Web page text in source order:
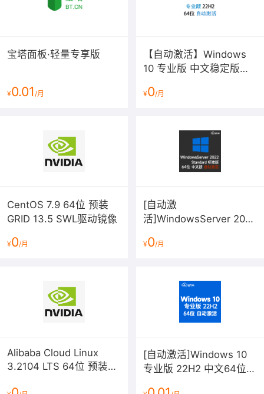
宝塔面板·轻量专享版
¥0.01/月
【自动激活】Windows
10 专业版 中文稳定版
64位win10
¥0/月
CentOS 7.9 64位 预装
GRID 13.5 SWL驱动镜像
¥0/月
[自动激
活]WindowsServer 2022
更新)中文64位 内部版本
¥0/月
Alibaba Cloud Linux
3.2104 LTS 64位 预装
[自动激活]Windows 10
专业版 22H2 中文64位